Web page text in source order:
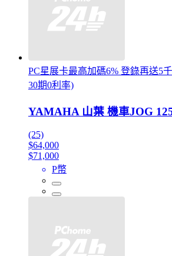
PC星展卡最高加碼6% 登錄再送5
30期0利率)
YAMAHA 山葉 機車JOG
(25)
$64,000
$71,000
P幣